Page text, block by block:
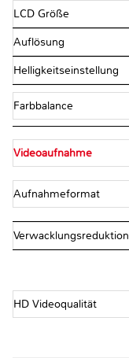
LCD Größe
Auflösung
Helligkeitseinstellung
Farbbalance
Videoaufnahme
Aufnahmeformat
Verwacklungsreduktion
HD Videoqualität